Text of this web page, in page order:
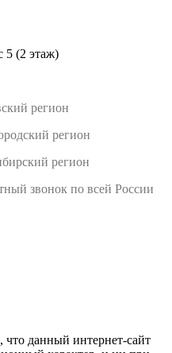
5 (2 этаж)
регион
регион
регион
звонок по всей России
данный интернет-сайт